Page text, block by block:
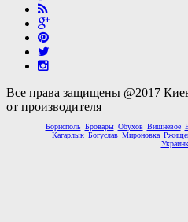
Все права защищены @2017
от производителя
Борисполь Бровары Обухов Вишнёвое
Кагарлык Богуслав Мироновка